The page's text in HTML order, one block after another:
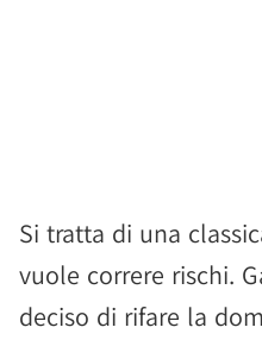
Si tratta di una
vuole correre rischi.
deciso di rifare la